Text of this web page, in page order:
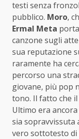
testi senza
pubblico. Moro,
Ermal Meta
canzone sugli
sua reputazione
raramente ha
percorso una
giovane, più pop
tono. Il fatto che
Ultimo era
sia sopravvissuta
vero sottotesto di